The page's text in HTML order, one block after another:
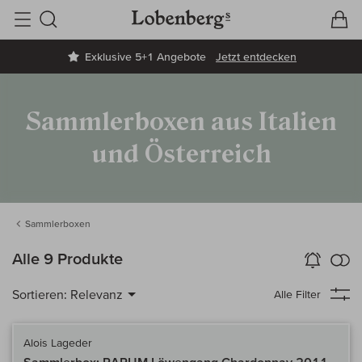
Exklusive 5+1 Angebote Jetzt entdecken
Suche
Sammlerboxen aus Italien
und Österreich
Sammlerboxen
Alle 9 Produkte Wein-Alarm
aktivieren
Sortieren: Relevanz Alle Filter
Alois Lageder